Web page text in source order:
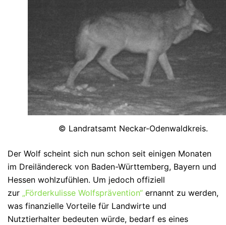
© Landratsamt Neckar-Odenwaldkreis.
Der Wolf scheint sich nun schon seit einigen Monaten
im Dreiländereck von Baden-Württemberg, Bayern und
Hessen wohlzufühlen. Um jedoch offiziell
zur „Förderkulisse Wolfsprävention“ ernannt zu werden,
was finanzielle Vorteile für Landwirte und
Nutztierhalter bedeuten würde, bedarf es eines